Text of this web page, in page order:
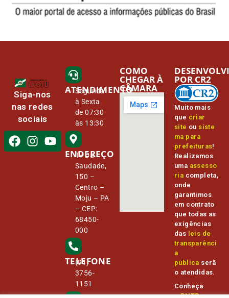
Siga-nos
nas redes
sociais
ATENDIMENTO
Segunda
à Sexta
de 07:30
às 13:30
ENDEREÇO
Tv Da
Saudade,
150 –
Centro –
Moju – PA
– CEP:
68450-
000
TELEFONE
(91)
3756-
1151
COMO
CHEGAR À
CÂMARA
Muito mais
que criar
site ou siste
ma para
prefeituras!
Realizamos
uma assesso
ria completa,
onde
garantimos
em contrato
que todas as
exigências
das leis de
transparênci
a
pública serã
o atendidas.
Conheça
oPNTPe
POR CR2